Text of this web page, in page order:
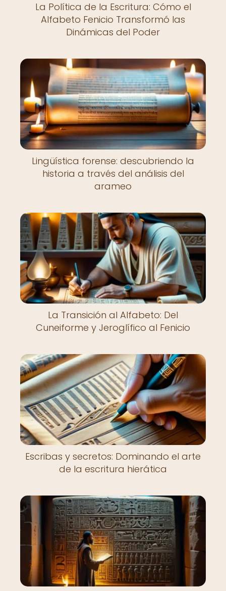
La Política de la Escritura: Cómo el
Alfabeto Fenicio Transformó las
Dinámicas del Poder
Lingüística forense: descubriendo la
historia a través del análisis del
arameo
La Transición al Alfabeto: Del
Cuneiforme y Jeroglífico al Fenicio
Escribas y secretos: Dominando el arte
de la escritura hierática